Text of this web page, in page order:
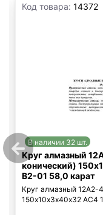
Код товара: 14372
В наличии 32 шт.
Круг алмазный
конический)
В2-01 58,0 карат
Круг алмазный 12А2-
150х10х3х40х32 АС4